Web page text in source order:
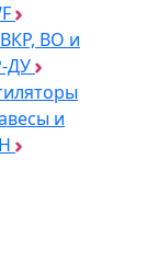
ВО и
ДУ
и